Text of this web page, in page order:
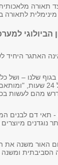
תאורה
לתאורה
הביולוגי
האתגר היחיד
שלנו – ושל
ביולוגי", אשר פועל
מהם לעשות
תאי דם לבנים
נוגדנים
האור משנה
ומשנה